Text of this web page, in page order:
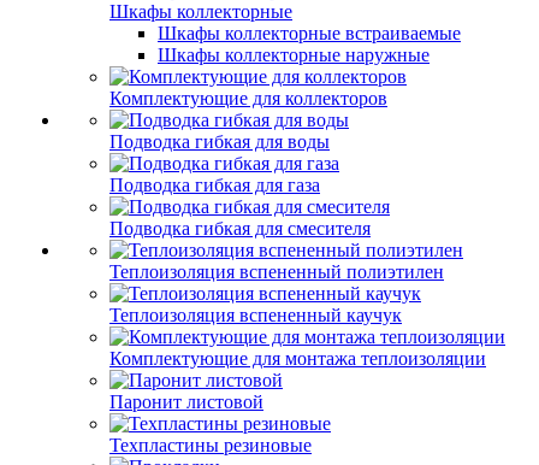
Шкафы коллекторные
Шкафы коллекторные встраиваемые
Шкафы коллекторные наружные
Комплектующие для коллекторов
Подводка гибкая для воды
Подводка гибкая для газа
Подводка гибкая для смесителя
Теплоизоляция вспененный полиэтилен
Теплоизоляция вспененный каучук
Комплектующие для монтажа теплоизоляции
Паронит листовой
Техпластины резиновые